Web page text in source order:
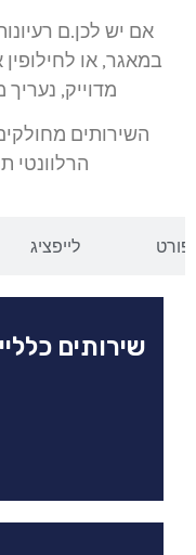
אם יש לכן.ם
במאגר, או
מדוייק,
השירותים
לייפציג
שירותים